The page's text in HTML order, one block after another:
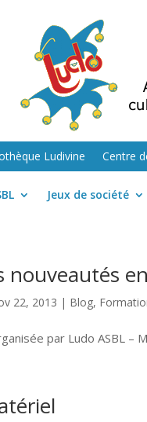
Ludivine Centre
Jeux de société
nouveautés
22, 2013 | Blog,
par Ludo ASBL –